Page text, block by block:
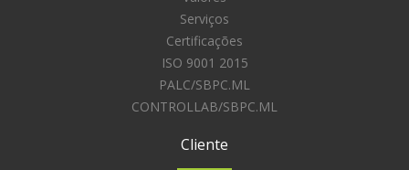
Serviços
Certificações
ISO 9001 2015
PALC/SBPC.ML
CONTROLLAB/SBPC.ML
Cliente